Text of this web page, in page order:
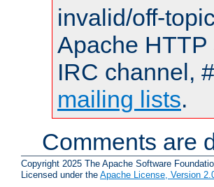
invalid/off-
Apache
IRC channel,
mailing lists.
Comments are
Copyright 2025 The Apache Software
Licensed under the Apache License, Version